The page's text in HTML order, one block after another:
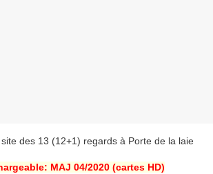
des 13 (12+1) regards à Porte de la laie
MAJ 04/2020 (cartes HD)